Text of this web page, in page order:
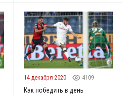
14 декабря 2020 4109
Как победить в день